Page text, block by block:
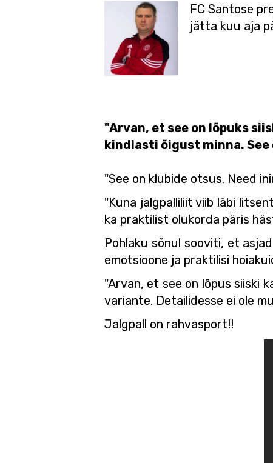
FC Santose
jätta kuu aja
"Arvan, et see on lõpuks
kindlasti õigust minna. See
"See on klubide otsus. Need
"Kuna jalgpalliliit viib läbi
ka praktilist olukorda päris
Pohlaku sõnul sooviti, et
emotsioone ja praktilisi
"Arvan, et see on lõpus siiski
variante. Detailidesse ei ole
Jalgpall on rahvasport!!